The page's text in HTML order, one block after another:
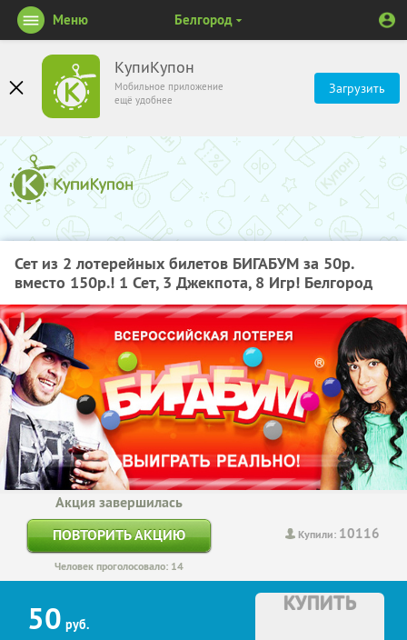
КупиКупон
Мобильное приложение
ещё удобнее
Загрузить
Меню Белгород
Сет из 2 лотерейных билетов БИГАБУМ за 50р.
вместо 150р.! 1 Сет, 3 Джекпота, 8 Игр! Белгород
Купили: 10116
Акция завершилась
ПОВТОРИТЬ АКЦИЮ
Человек проголосовало: 14
50 руб.
КУПИТЬ